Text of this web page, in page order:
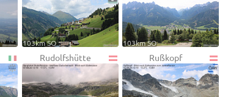
103km SO 103km SO
Rudolfshütte Rußkopf